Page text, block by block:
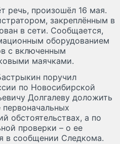
речь, произошёл 16 мая.
закреплённым в
в сети. Сообщается,
оборудованием
с включенным
маячками.
поручил
по Новосибирской
Долгалеву доложить
обстоятельствах, а по
проверки – о ее
в сообщении Следкома.